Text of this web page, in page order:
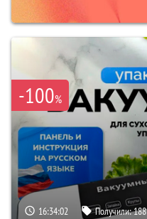
-100%
16:34:01 Получили:188